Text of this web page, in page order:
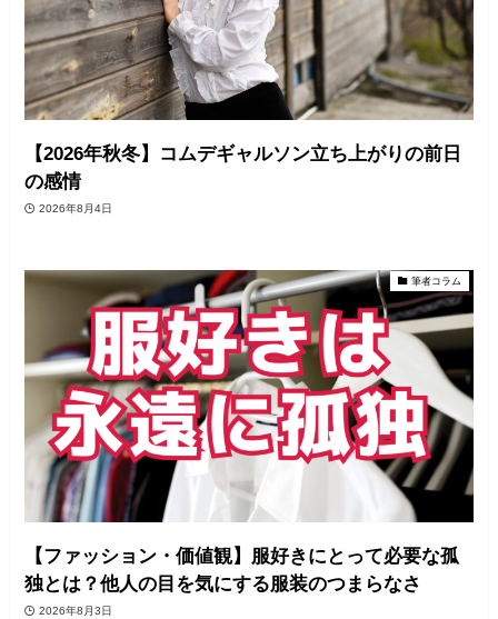
【2026年秋冬】コムデギャルソン立ち上がりの前日
の感情
2026年8月4日
筆者コラム
【ファッション・価値観】服好きにとって必要な孤
独とは？他人の目を気にする服装のつまらなさ
2026年8月3日